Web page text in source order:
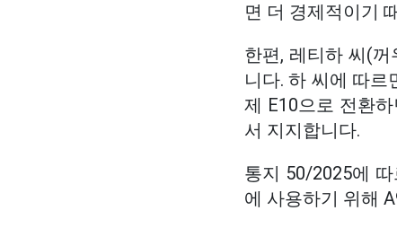
면 더 경제적이기
한편, 레티하 씨(
니다. 하 씨에 따르
제 E10으로 전환
서 지지합니다.
통지 50/2025에
에 사용하기 위해